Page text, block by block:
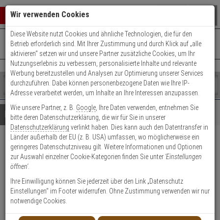
Warenkorb schließen
0 ARTIKEL IM WARENKORB
Ihr Warenkorb ist momentan leer.
Ergebnisse ()
Fertig
Shop
durchsuchen
Bitte
geben
Sie
mindestens
Zeichen
ein,
um
Suche
Es
wurde
noch
Kategorien
Suche
gestartet
+49 (0)821 899 493-0Mo. - Do.: 8:00 - 16:30 | Fr.: 8:00 - 14:00 Uhr
Kontaktservice nutzen
Details Beratung
2er Bravus.2500 MX
Doppelzyl. 35/35 6 Schl. ProCap
Produktmerkmale
Zylinder messen
Wir verwenden Cookies
Diese Website nutzt Cookies und ähnliche Technologien, die für den
Betrieb erforderlich sind. Mit Ihrer Zustimmung und durch Klick auf „alle
aktivieren“ setzen wir und unsere Partner zusätzliche Cookies, um Ihr
Nutzungserlebnis zu verbessern, personalisierte Inhalte und relevante
Werbung bereitzustellen und Analysen zur Optimierung unserer Services
durchzuführen. Dabei können personenbezogene Daten wie Ihre IP-
Adresse verarbeitet werden, um Inhalte an Ihre Interessen anzupassen.
Wie unsere Partner, z. B. Google , Ihre Daten verwenden, entnehmen Sie
bitte deren Datenschutzerklärung, die wir für Sie in unserer
Datenschutzerklärung verlinkt haben. Dies kann auch den Datentransfer in
Länder außerhalb der EU (z. B. USA) umfassen, wo möglicherweise ein
geringeres Datenschutzniveau gilt. Weitere Informationen und Optionen
zur Auswahl einzelner Cookie-Kategorien finden Sie unter 'Einstellungen
öffnen'.
Ihre Einwilligung können Sie jederzeit über den Link „Datenschutz
Einstellungen“ im Footer widerrufen. Ohne Zustimmung verwenden wir nur
notwendige Cookies.